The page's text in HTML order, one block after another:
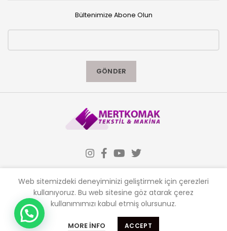
Almak istediğiniz makinaları sitemizden ,
satmak istediğiniz makinaları bizlere
Bültenimize Abone Olun
İLETIŞIM
Web sitemizdeki deneyiminizi geliştirmek için çerezleri
kullanıyoruz. Bu web sitesine göz atarak çerez
kullanımımızı kabul etmiş olursunuz.
MORE INFO ACCEPT